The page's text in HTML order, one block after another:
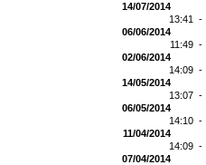
14/07/2014
13:41 -
06/06/2014
11:49 -
02/06/2014
14:09 -
14/05/2014
13:07 -
06/05/2014
14:10 -
11/04/2014
14:09 -
07/04/2014